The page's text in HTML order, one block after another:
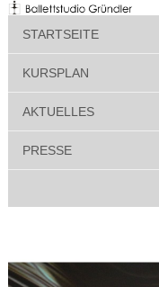
STARTSEITE
KURSPLAN
AKTUELLES
PRESSE